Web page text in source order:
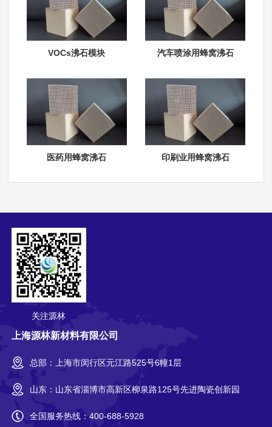
VOCs沸石模块 汽车喷涂用蜂窝沸石
医药用蜂窝沸石 印刷业用蜂窝沸石
关注源林
上海源林新材料有限公司
总部：上海市闵行区元江路525号6幢1层
山东：山东省淄博市高新区柳泉路125号先进陶瓷创新园
全国服务热线： 400-688-5928